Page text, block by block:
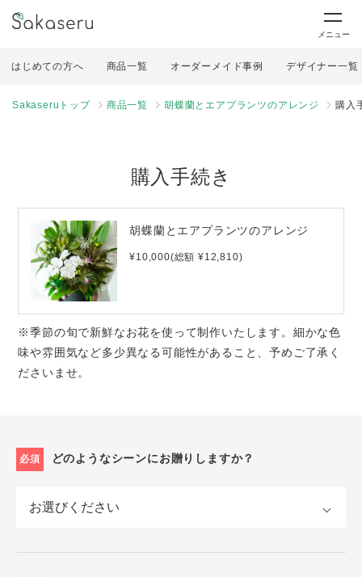
メニュー
はじめての方へ 商品一覧 オーダーメイド事例 デザイナー一覧
Sakaseruトップ 商品一覧 胡蝶蘭とエアプランツのアレンジ 購入
購入手続き
胡蝶蘭とエアプランツのアレンジ
¥10,000(総額 ¥12,810)
※季節の旬で新鮮なお花を使って制作いたします。細かな色
味や雰囲気など多少異なる可能性があること、予めご了承く
ださいませ。
必須 どのようなシーンにお贈りしますか？